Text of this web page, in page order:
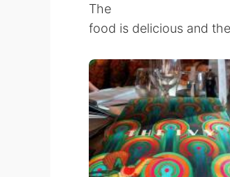
The
food is delicious and